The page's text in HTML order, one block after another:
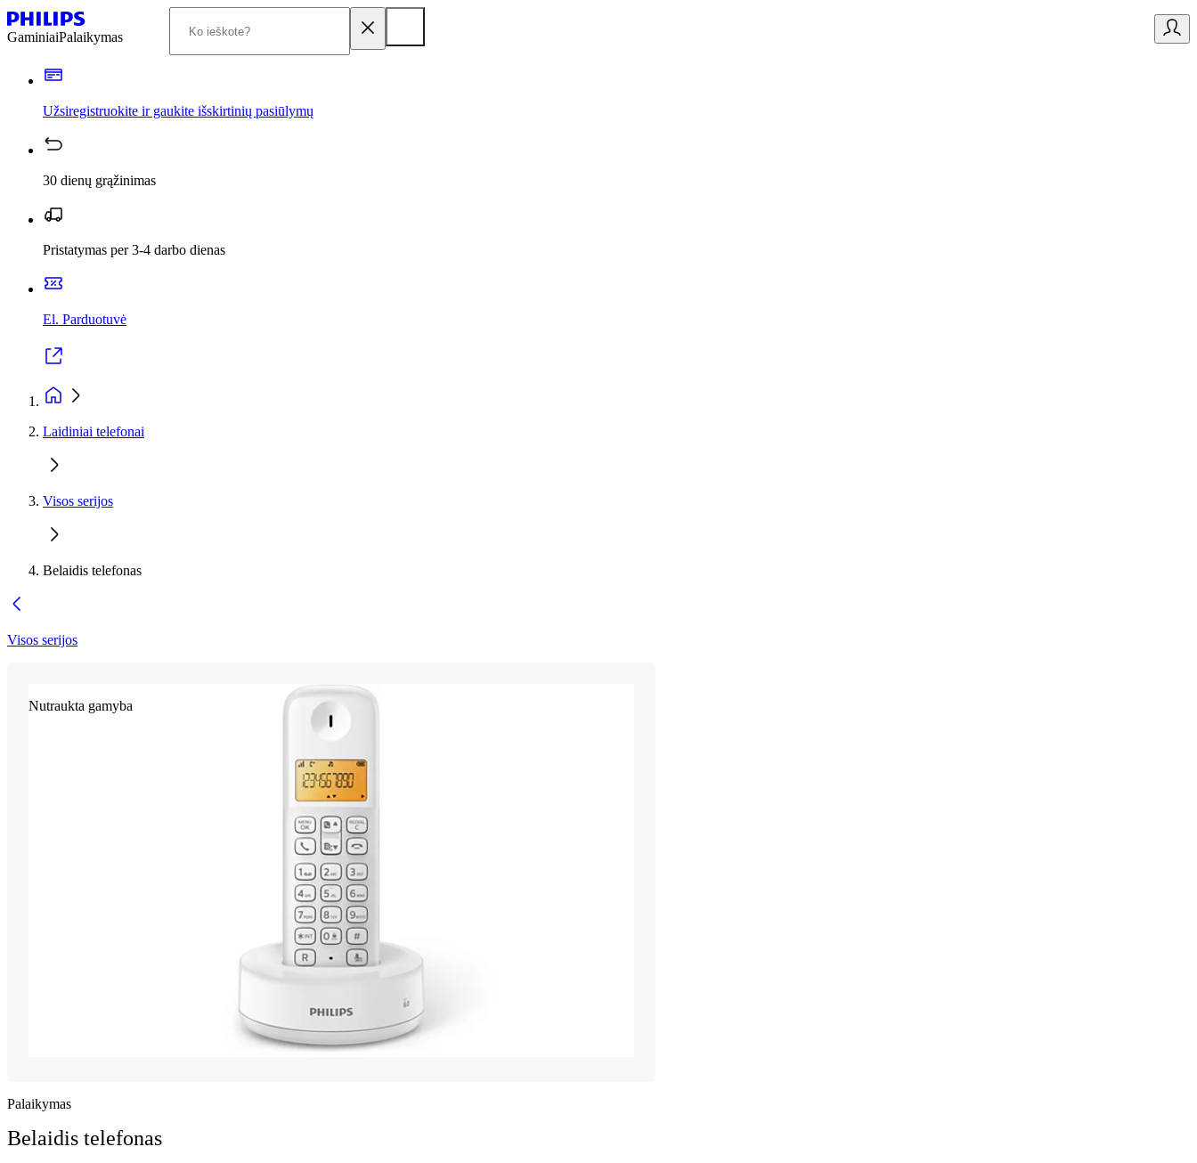
GaminiaiPalaikymas
Užsiregistruokite ir gaukite išskirtinių pasiūlymų
30 dienų grąžinimas
Pristatymas per 3-4 darbo dienas
El. Parduotuvė
Laidiniai telefonai
Visos serijos
Belaidis telefonas
Visos serijos
Nutraukta gamyba
Palaikymas
Belaidis telefonas